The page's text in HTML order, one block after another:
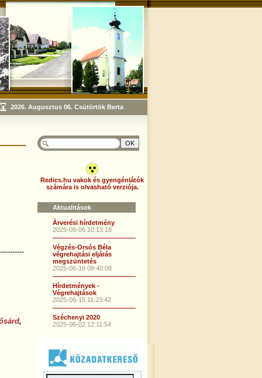
,
Redics.hu vakok és gyengénlátók
számára is olvasható verziója.
Aktualitások
Árverési hírdetmény
2025-08-06 10:13:18
Végzés-Orsós Béla
végrehajtási eljárás
megszüntetés
2025-06-19 09:40:08
Hírdetmények -
Végrehajtások
2025-06-15 11:23:42
Széchenyi 2020
2025-06-02 12:11:54